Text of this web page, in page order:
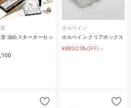
油絵スターターセッ
ホルベイン
ホルベイン クリアボックス
¥880(20%OFF)～